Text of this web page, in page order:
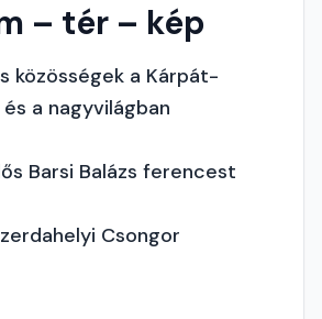
– tér – kép
közösségek a Kárpát-
a nagyvilágban
Barsi Balázs ferencest
Csongor